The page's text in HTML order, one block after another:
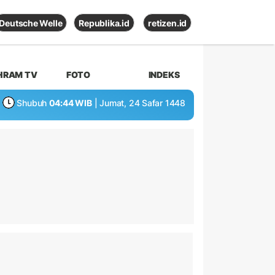
Deutsche Welle Republika.id retizen.id
TV FOTO INDEKS
Shubuh 04:44 WIB | Jumat, 24 Safar 1448